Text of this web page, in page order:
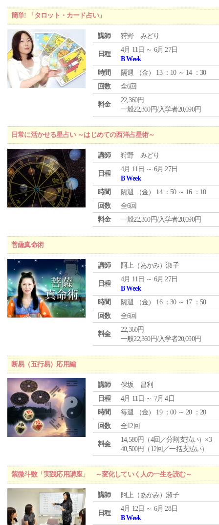
簡単! 「タロット・カード占い」
講師 狩野 みどり
日程
4月 11日 ～ 6月 27日
B Week
時間
隔週 （金） 13 ：10 ～ 14 ：30
回数
全6回
料金
22,360円
一般22,360円/入学者20,090円
日常に活かせる星占い ～はじめての西洋占星術～
講師 狩野 みどり
日程
4月 11日 ～ 6月 27日
B Week
時間
隔週 （金） 14 ：50 ～ 16 ：10
回数
全6回
料金
一般22,360円/入学者20,090円
菩薩真命術
講師 阿上（あかみ）淑子
日程
4月 11日 ～ 6月 27日
B Week
時間
隔週 （金） 16 ：30 ～ 17 ：50
回数
全6回
料金
22,360円
一般22,360円/入学者20,090円
断易（五行易）応用編
講師
保坂 昌利
日程
4月 11日 ～ 7月 4日
時間
毎週 （金） 19 ：00 ～ 20 ：20
回数
全12回
料金
14,580円（4回／分割支払い）×3
40,500円（12回／一括支払い）
紫微斗数「実践応用講座」 ～変化していく人の一生を読む～
講師 阿上（あかみ）淑子
日程
4月 12日 ～ 6月 28日
B Week